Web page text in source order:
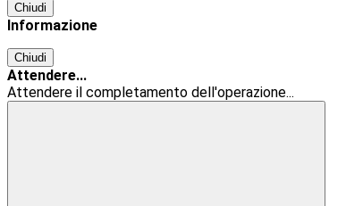
Chiudi
Informazione
Chiudi
Attendere...
Attendere il completamento dell'operazione...